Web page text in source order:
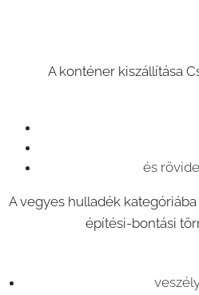
A konténer kiszállítása
és
A vegyes hulladék
építési-bontási